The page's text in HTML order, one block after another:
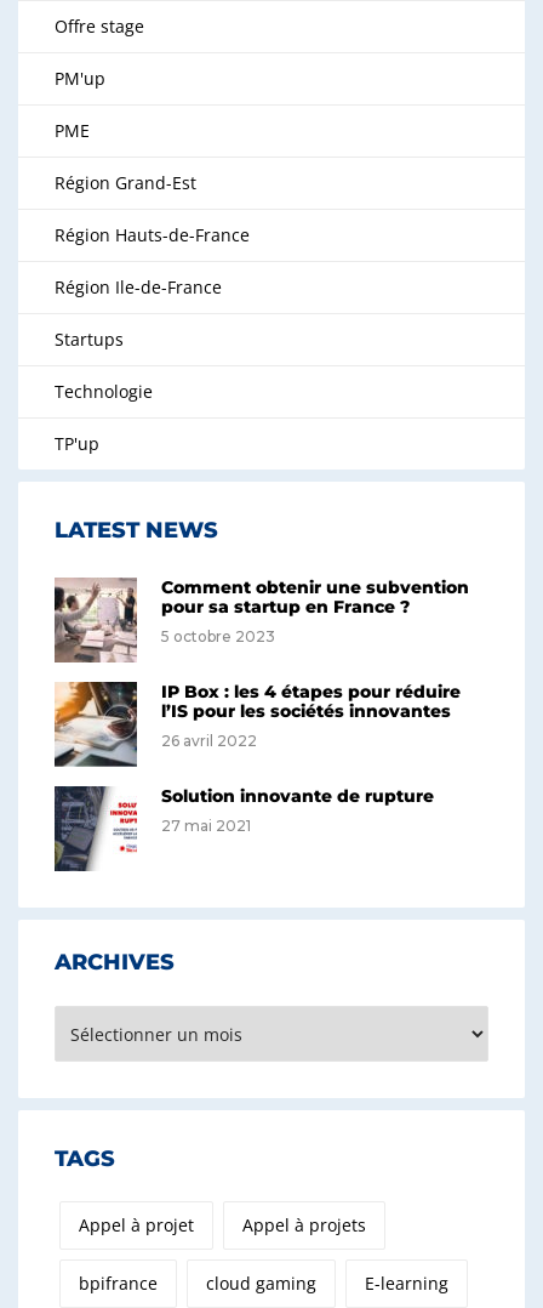
Offre stage
PM'up
PME
Région Grand-Est
Région Hauts-de-France
Région Ile-de-France
Startups
Technologie
TP'up
LATEST NEWS
Comment obtenir une subvention
pour sa startup en France ?
5 octobre 2023
IP Box : les 4 étapes pour réduire
l’IS pour les sociétés innovantes
26 avril 2022
Solution innovante de rupture
27 mai 2021
ARCHIVES
TAGS
Appel à projet Appel à projets
bpifrance cloud gaming E-learning